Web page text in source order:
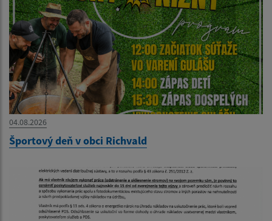
04.08.2026
Športový deň v obci Richvald